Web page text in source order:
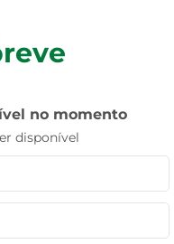
no momento
disponível